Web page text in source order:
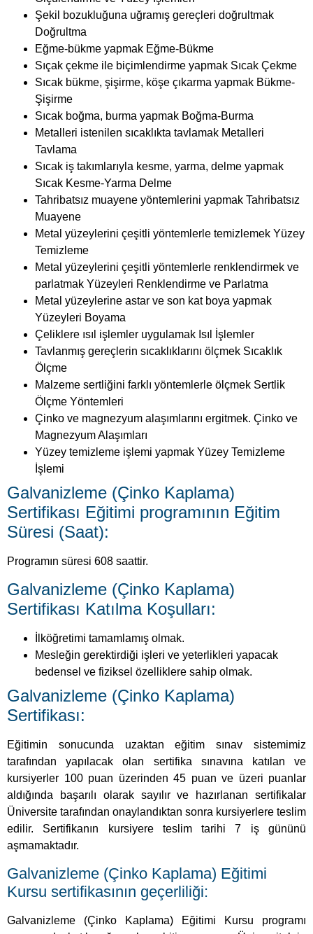
Tavlama
Sıcak iş takımlarıyla kesme, yarma, delme yapmak
Sıcak Kesme-Yarma Delme
Tahribatsız muayene yöntemlerini yapmak Tahribatsız
Muayene
Metal yüzeylerini çeşitli yöntemlerle temizlemek Yüzey
Temizleme
Metal yüzeylerini çeşitli yöntemlerle renklendirmek ve
parlatmak Yüzeyleri Renklendirme ve Parlatma
Metal yüzeylerine astar ve son kat boya yapmak
Yüzeyleri Boyama
Çeliklere ısıl işlemler uygulamak Isıl İşlemler
Tavlanmış gereçlerin sıcaklıklarını ölçmek Sıcaklık
Ölçme
Malzeme sertliğini farklı yöntemlerle ölçmek Sertlik
Ölçme Yöntemleri
Çinko ve magnezyum alaşımlarını ergitmek. Çinko ve
Magnezyum Alaşımları
Yüzey temizleme işlemi yapmak Yüzey Temizleme
İşlemi
Galvanizleme (Çinko Kaplama)
Sertifikası Eğitimi programının Eğitim
Süresi (Saat):
Programın süresi 608 saattir.
Galvanizleme (Çinko Kaplama)
Sertifikası Katılma Koşulları:
İlköğretimi tamamlamış olmak.
Mesleğin gerektirdiği işleri ve yeterlikleri yapacak
bedensel ve fiziksel özelliklere sahip olmak.
Galvanizleme (Çinko Kaplama)
Eğitimin sonucunda uzaktan eğitim sınav sistemimiz
kursiyerler 100 puan üzerinden 45 puan ve üzeri puanlar
aldığında başarılı olarak sayılır ve hazırlanan sertifikalar
Üniversite tarafından onaylandıktan sonra kursiyerlere teslim
edilir. Sertifikanın kursiyere teslim tarihi 7 iş gününü
aşmamaktadır.
Kursu sertifikasının geçerliliği:
Galvanizleme (Çinko Kaplama) Eğitimi Kursu programı
sonucunda katılacağınız kurs bitirme sınavı Üniversite’nin
resmi sınavı olduğu için tüm Türkiye’de geçerlidir. Özel
kurumların ve devlet kurumlarının kabul etmesi zorunludur.
Devlet memurluğu alım sınavlarında da geçerlidir.
Ayrıca yurtdışında geçerliliği bulunmaktadır, kursa kayıt
sırasında yurtdışında da kullanmak istediğinizi belirtmeniz
tarafımızdan yapılacaktır.